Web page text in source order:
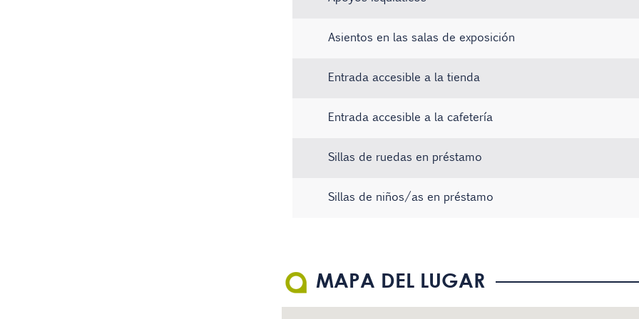
Asientos en las salas de exposición
Entrada accesible a la tienda
Entrada accesible a la cafetería
Sillas de ruedas en préstamo
Sillas de niños/as en préstamo
Audioguías
Visitas guiadas en Lengua de Signos Española (LSE)
Los servicios que se ofrecen están bien señalizados
MAPA DEL LUGAR